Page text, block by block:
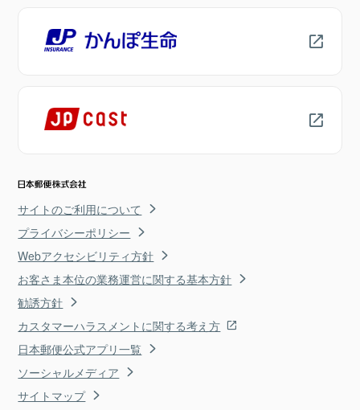
サイトのご利用について
プライバシーポリシー
Webアクセシビリティ方針
お客さま本位の業務運営に関する基本方針
勧誘方針
カスタマーハラスメントに関する考え方
日本郵便公式アプリ一覧
ソーシャルメディア
サイトマップ